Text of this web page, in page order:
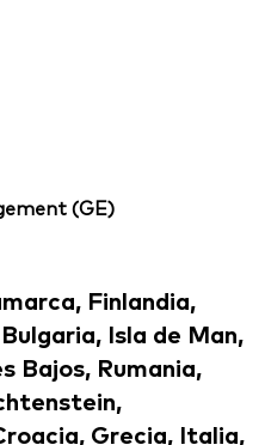
(GE)
Finlandia,
Isla de Man,
Bajos, Rumania,
Grecia, Italia,